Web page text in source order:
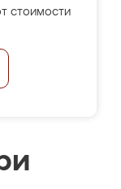
стоимости